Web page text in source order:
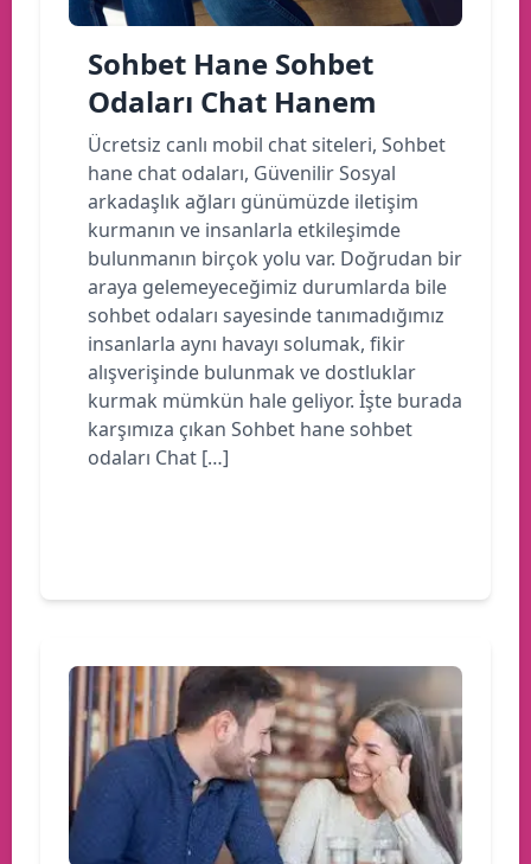
Sohbet Hane Sohbet
Odaları Chat Hanem
Ücretsiz canlı mobil chat siteleri, Sohbet
hane chat odaları, Güvenilir Sosyal
arkadaşlık ağları günümüzde iletişim
kurmanın ve insanlarla etkileşimde
bulunmanın birçok yolu var. Doğrudan bir
araya gelemeyeceğimiz durumlarda bile
sohbet odaları sayesinde tanımadığımız
insanlarla aynı havayı solumak, fikir
alışverişinde bulunmak ve dostluklar
kurmak mümkün hale geliyor. İşte burada
karşımıza çıkan Sohbet hane sohbet
odaları Chat […]